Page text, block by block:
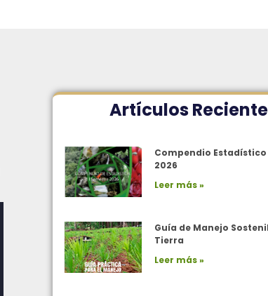
Artículos
Compendio Estadístico
2026
Leer más »
Guía de Manejo
Tierra
Leer más »